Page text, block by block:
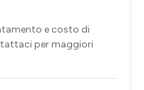
e costo di
per maggiori